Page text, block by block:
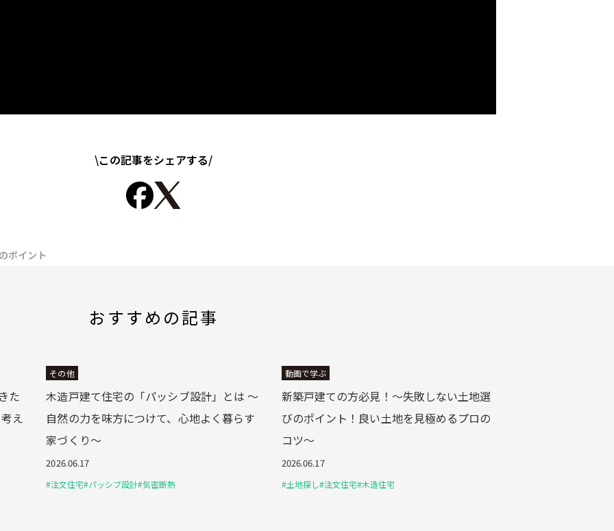
\この記事をシェアする/
ポイント
おすすめの記事
た
え
その他
木造戸建て住宅の「パッシブ設計」とは 〜
自然の力を味方につけて、心地よく暮らす
家づくり〜
2026.06.17
#注文住宅#パッシブ設計#気密断熱
動画で学ぶ
新築戸建ての方必見！～失敗しない土地選
びのポイント！良い土地を見極めるプロの
コツ～
2026.06.17
#土地探し#注文住宅#木造住宅